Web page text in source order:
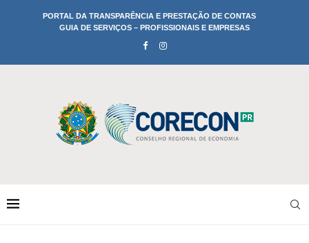
PORTAL DA TRANSPARÊNCIA E PRESTAÇÃO DE CONTAS
GUIA DE SERVIÇOS – PROFISSIONAIS E EMPRESAS